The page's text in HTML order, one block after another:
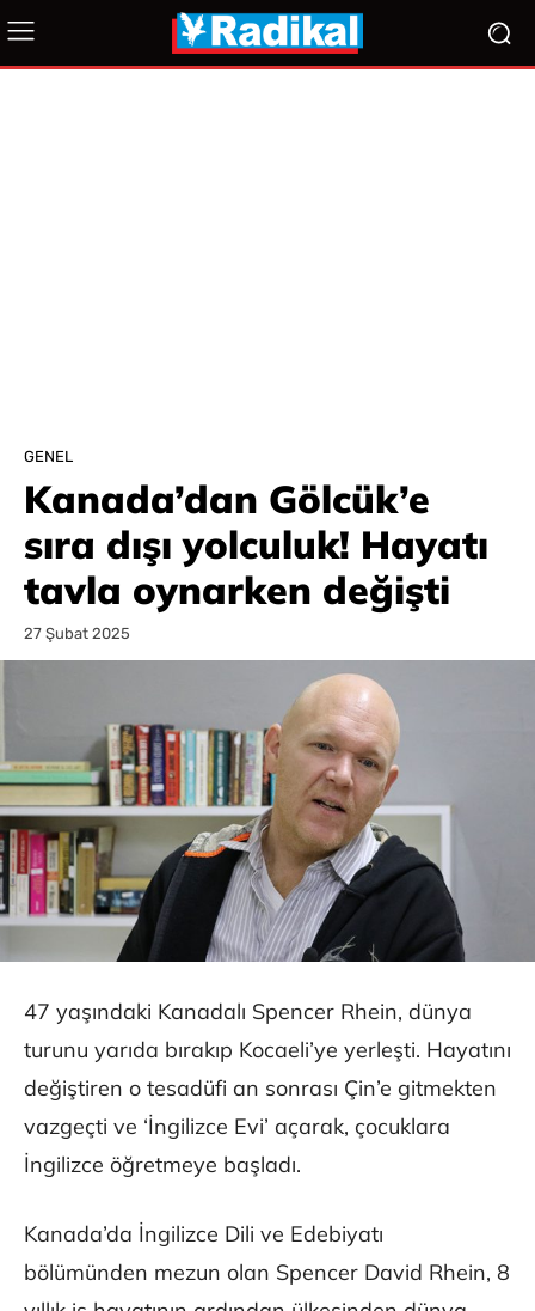
GENEL
Kanada’dan Gölcük’e
sıra dışı yolculuk! Hayatı
tavla oynarken değişti
27 Şubat 2025
47 yaşındaki Kanadalı Spencer Rhein, dünya
turunu yarıda bırakıp Kocaeli’ye yerleşti. Hayatını
değiştiren o tesadüfi an sonrası Çin’e gitmekten
vazgeçti ve ‘İngilizce Evi’ açarak, çocuklara
İngilizce öğretmeye başladı.
Kanada’da İngilizce Dili ve Edebiyatı
bölümünden mezun olan Spencer David Rhein, 8